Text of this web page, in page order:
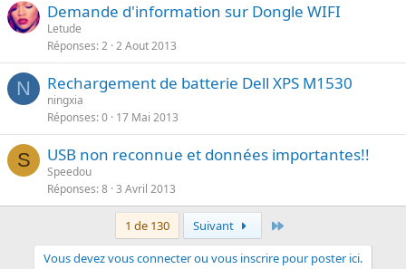
Demande d'information sur Dongle WIFI
Letude
Réponses 2 2 Aout 2013
N Rechargement de batterie Dell XPS M1530
ningxia
Réponses 0 17 Mai 2013
S USB non reconnue et données importantes!!
Speedou
Réponses 8 3 Avril 2013
1 de 130 Suivant
Vous devez vous connecter ou vous inscrire pour poster ici.